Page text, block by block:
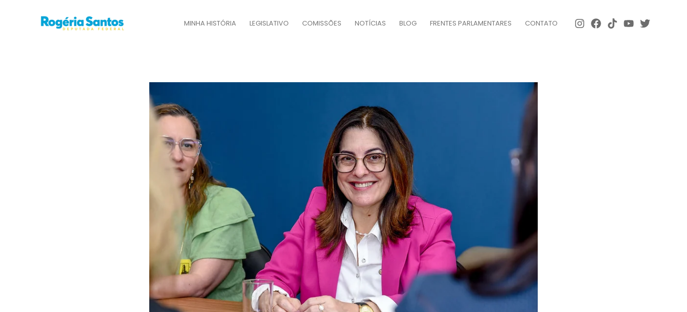
MINHA HISTÓRIA LEGISLATIVO COMISSÕES NOTÍCIAS BLOG FRENTES PARLAMENTARES CONTATO